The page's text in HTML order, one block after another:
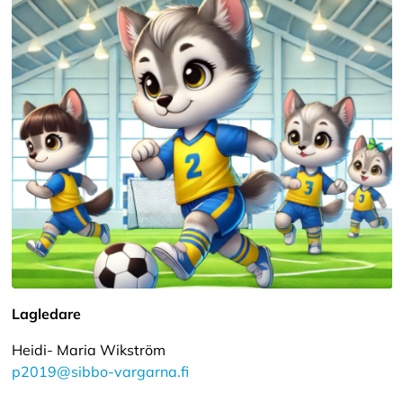
Lagledare
Heidi- Maria Wikström
p2019@sibbo-vargarna.fi